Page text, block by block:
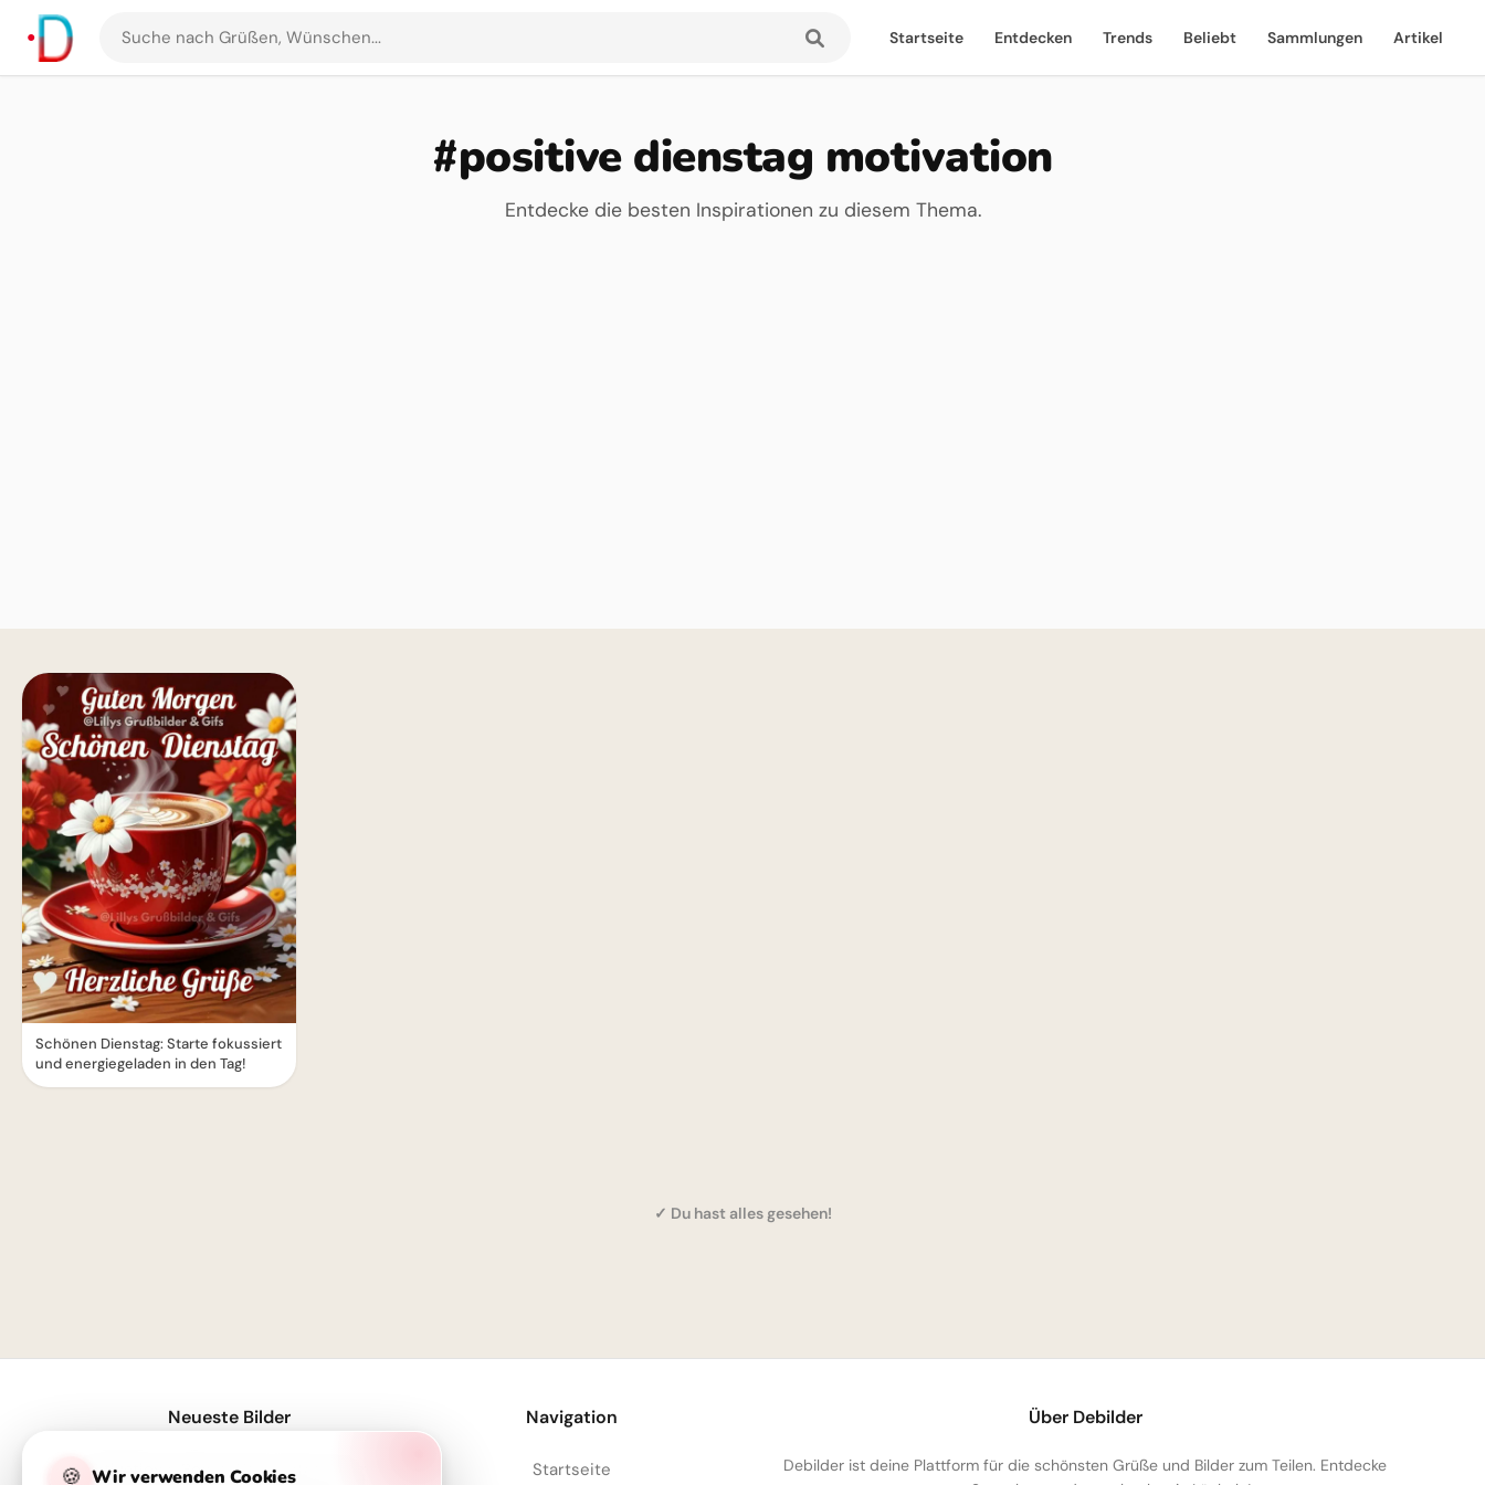
Suche
nach
Startseite Entdecken Trends Beliebt Sammlungen Artikel
#positive dienstag motivation
Entdecke die besten Inspirationen zu diesem Thema.
Schönen Dienstag: Starte fokussiert
und energiegeladen in den Tag!
✓ Du hast alles gesehen!
🍪 Wir verwenden Cookies
Neueste Bilder Navigation
Startseite
Über Debilder
Debilder ist deine Plattform für die schönsten Grüße und Bilder zum Teilen. Entdecke